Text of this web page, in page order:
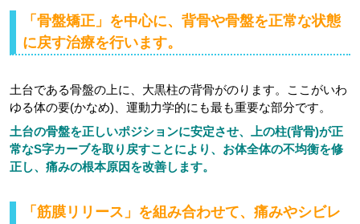
「骨盤矯正」を中心に、背骨や骨盤を正常な状態
に戻す治療を行います。
土台である骨盤の上に、大黒柱の背骨がのります。ここがいわ
ゆる体の要(かなめ)、運動力学的にも最も重要な部分です。
土台の骨盤を正しいポジションに安定させ、上の柱(背骨)が正
常なS字カーブを取り戻すことにより、お体全体の不均衡を修
正し、痛みの根本原因を改善します。
「筋膜リリース」を組み合わせて、痛みやシビレ